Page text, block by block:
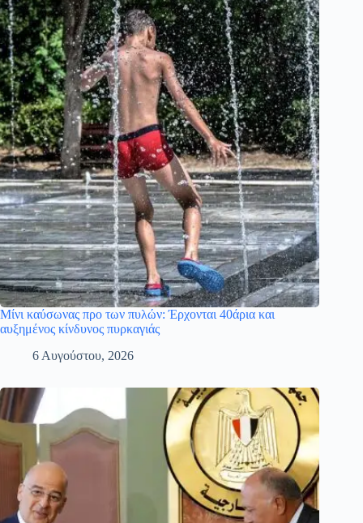
Μίνι καύσωνας προ των πυλών: Έρχονται 40άρια και
αυξημένος κίνδυνος πυρκαγιάς
6 Αυγούστου, 2026